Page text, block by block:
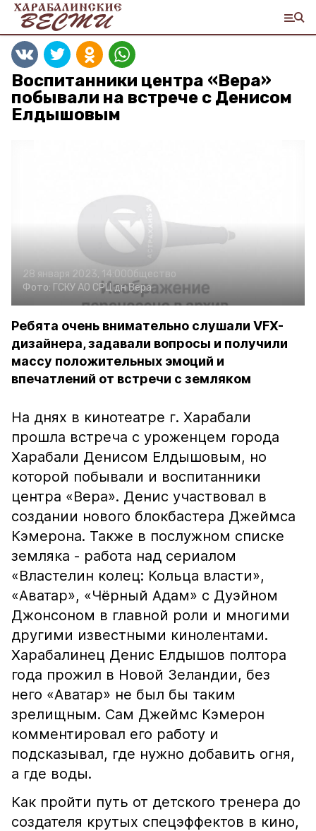
Воспитанники центра «Вера»
побывали на встрече с Денисом
Елдышовым
28 января 2023, 14:00Общество
Фото: ГСКУ АО СРЦ дн Вера
Ребята очень внимательно слушали VFX-
дизайнера, задавали вопросы и получили
массу положительных эмоций и
впечатлений от встречи с земляком
На днях в кинотеатре г. Харабали
прошла встреча с уроженцем города
Харабали Денисом Елдышовым, но
которой побывали и воспитанники
центра «Вера». Денис участвовал в
создании нового блокбастера Джеймса
Кэмерона. Также в послужном списке
земляка - работа над сериалом
«Властелин колец: Кольца власти»,
«Аватар», «Чёрный Адам» с Дуэйном
Джонсоном в главной роли и многими
другими известными кинолентами.
Харабалинец Денис Елдышов полтора
года прожил в Новой Зеландии, без
него «Аватар» не был бы таким
зрелищным. Сам Джеймс Кэмерон
комментировал его работу и
подсказывал, где нужно добавить огня,
а где воды.
Как пройти путь от детского тренера до
создателя крутых спецэффектов в кино,